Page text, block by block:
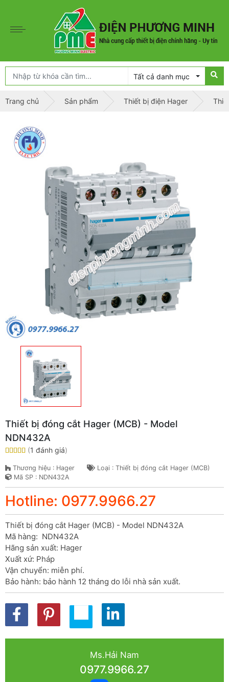
Tất cả danh mục
Trang chủ Sản phẩm Thiết bị điện Hager
Thiết bị đóng cắt Hager (MCB) - Model
NDN432A
(1 đánh giá)
Thương hiệu : Hager
Loại : Thiết bị đóng cắt Hager (MCB)
Mã SP : NDN432A
Hotline: 0977.9966.27
Thiết bị đóng cắt Hager (MCB) - Model NDN432A
Mã hàng:  NDN432A
Hãng sản xuất: Hager
Xuất xứ: Pháp
Vận chuyển: miễn phí.
Bảo hành: bảo hành 12 tháng do lỗi nhà sản xuất.
Ms.Hải Nam
0977.9966.27